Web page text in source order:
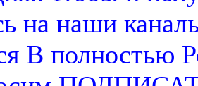
на наши
В полностью